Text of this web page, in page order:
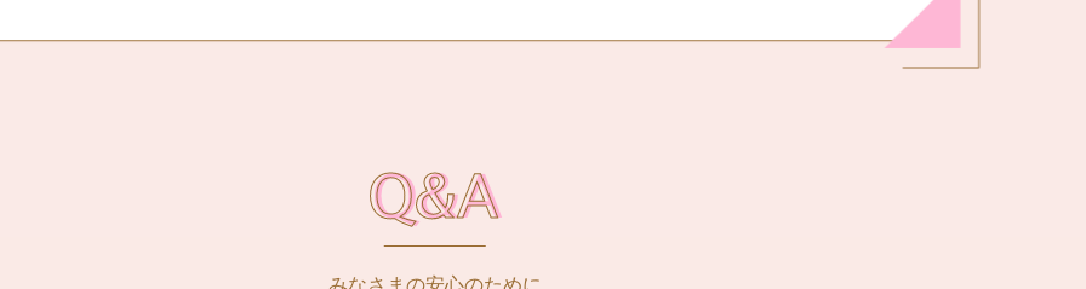
みなさまの安心のために